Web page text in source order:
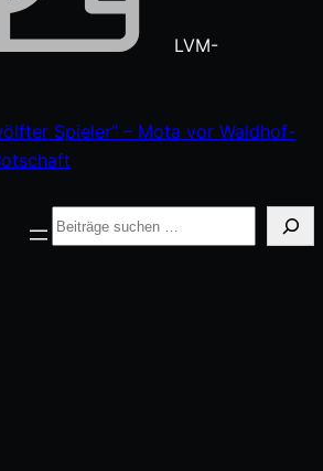
LVM-
Spieler“ – Mota vor Waldhof-
Suche